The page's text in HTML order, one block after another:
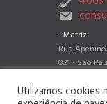
- Matriz
Rua
021 - São
Rua dos
Utilizamos cookies